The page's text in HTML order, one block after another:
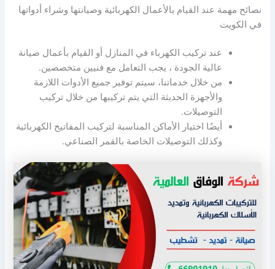
نصائح مهمة عند القيام بالأعمال الكهربائية وصيانتها وشراء أدواتها
في الكويت
عند تركيب الكهرباء في المنازل أو القيام بأعمال صيانة
عالية الجودة ، يجب التعامل مع فنيين متخصصين.
من خلال خدماتنا، سيتم توفير جميع الأدوات اللازمة
والأجهزة الحديثة التي يتم تركيبها من خلال تركيب
التوصيلات.
أيضًا اختيار الأماكن المناسبة لتركيب المفاتيح الكهربائية
وكذلك التوصيلات الخاصة بالقمر الصناعي.